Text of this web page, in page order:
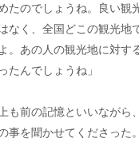
たのでしょうね。良い観
なく、全国どこの観光地
。あの人の観光地に対す
たんでしょうね」
も前の記憶といいながら
事を聞かせてくださった。